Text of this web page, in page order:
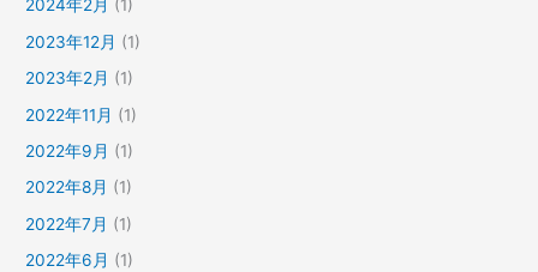
2024年2月 (1)
2023年12月 (1)
2023年2月 (1)
2022年11月 (1)
2022年9月 (1)
2022年8月 (1)
2022年7月 (1)
2022年6月 (1)